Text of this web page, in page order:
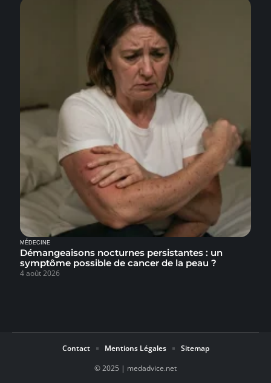
MÉDECINE
Démangeaisons nocturnes persistantes : un
symptôme possible de cancer de la peau ?
4 août 2026
© 2025 | medadvice.net
Contact Mentions Légales Sitemap